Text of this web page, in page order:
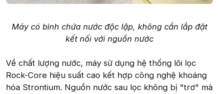
Máy có bình chứa nước độc lập, không cần lắp đặt
kết nối với nguồn nước
Về chất lượng nước, máy sử dụng hệ thống lõi lọc
Rock-Core hiệu suất cao kết hợp công nghệ khoáng
hóa Strontium. Nguồn nước sau lọc không bị "trơ" mà